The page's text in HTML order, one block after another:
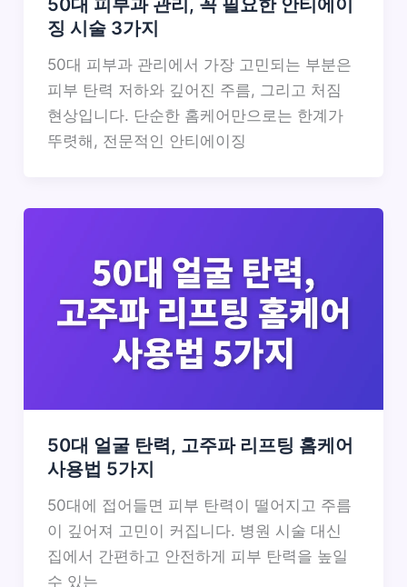
50대 피부과 관리, 꼭 필요한 안티에이
징 시술 3가지
50대 피부과 관리에서 가장 고민되는 부분은
피부 탄력 저하와 깊어진 주름, 그리고 처짐
현상입니다. 단순한 홈케어만으로는 한계가
뚜렷해, 전문적인 안티에이징
50대 얼굴 탄력, 고주파 리프팅 홈케어
사용법 5가지
50대에 접어들면 피부 탄력이 떨어지고 주름
이 깊어져 고민이 커집니다. 병원 시술 대신
집에서 간편하고 안전하게 피부 탄력을 높일
수 있는